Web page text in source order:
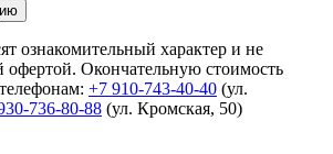
ознакомительный характер и не
офертой. Окончательную стоимость
+7 910-743-40-40 (ул.
736-80-88 (ул. Кромская, 50)